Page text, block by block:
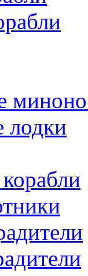
лодки